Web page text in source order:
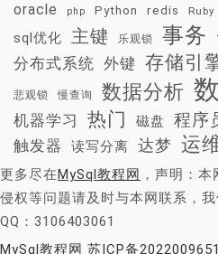
oracle php Python redis Ruby
sql优化 主键 乐观锁 事务
分布式系统 外键 存储引
悲观锁 慢查询 数据分析
机器学习 热门 磁盘 程序
触发器 读写分离 达梦 运
更多尽在MySql教程网 ，声明：
侵权等问题请及时与本网联系，
QQ：3106403061
MySql教程网 苏ICP备